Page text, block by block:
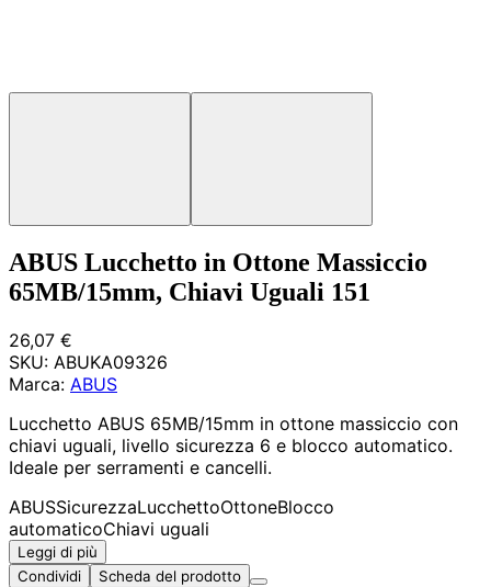
ABUS Lucchetto in Ottone Massiccio
65MB/15mm, Chiavi Uguali 151
26,07 €
SKU: ABUKA09326
Marca: ABUS
Lucchetto ABUS 65MB/15mm in ottone massiccio con
chiavi uguali, livello sicurezza 6 e blocco automatico.
Ideale per serramenti e cancelli.
ABUSSicurezzaLucchettoOttoneBlocco
automaticoChiavi uguali
Leggi di più
Condividi
Scheda del prodotto